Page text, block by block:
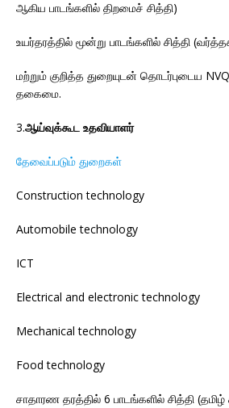
ஆகிய பாடங்களில் திறமைச் சித்தி)
உயர்தரத்தில் மூன்று பாடங்களில் சித்தி (வர்த்தக
மற்றும் குறித்த துறையுடன் தொடர்புடைய
தகைமை.
3.ஆய்வுக்கூட உதவியாளர்
தேவைப்படும் துறைகள்
Construction technology
Automobile technology
ICT
Electrical and electronic technology
Mechanical technology
Food technology
சாதாரண தரத்தில் 6 பாடங்களில் சித்தி